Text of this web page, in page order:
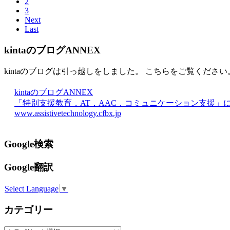
3
Next
Last
kintaのブログANNEX
kintaのブログは引っ越しをしました。 こちらをご覧ください
kintaのブログANNEX
「特別支援教育，AT，AAC，コミュニケーション支援」
www.assistivetechnology.cfbx.jp
Google検索
Google翻訳
Select Language ▼
カテゴリー